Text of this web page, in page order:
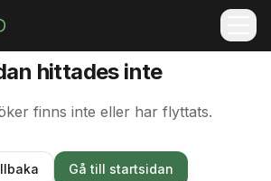
hittades inte
finns inte eller har flyttats.
Gå till startsidan